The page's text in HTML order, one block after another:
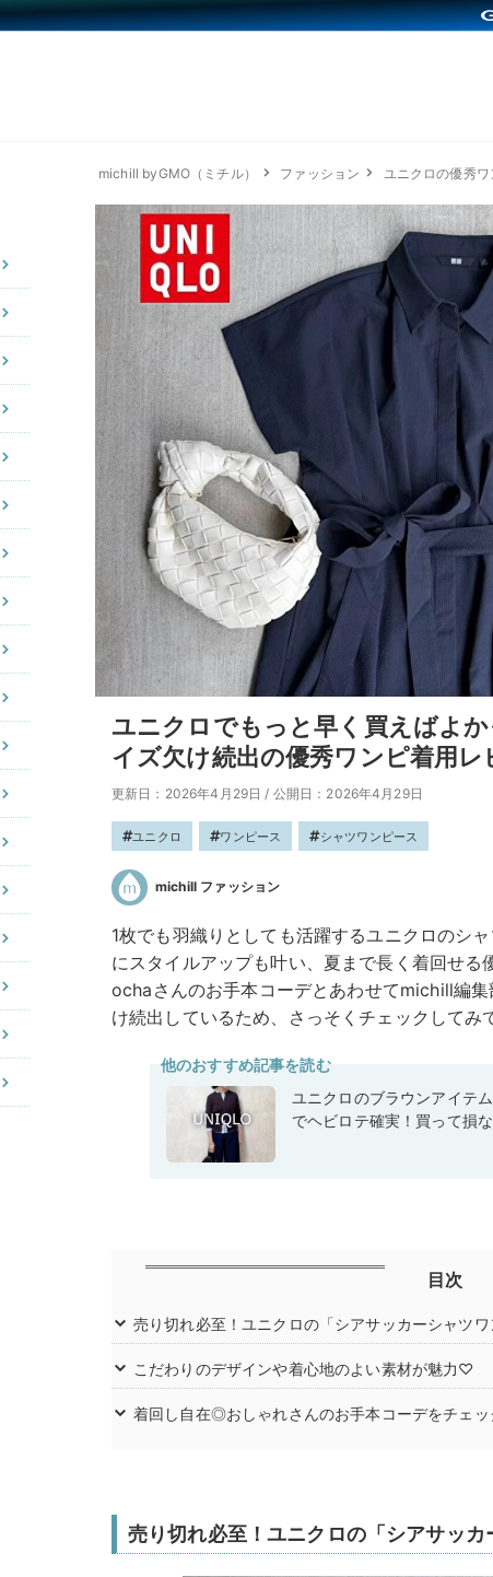
michill byGMO（ミチル） ファッション ユニクロの優秀
ユニクロでもっと早く買えばよ
イズ欠け続出の優秀ワンピ着用レ
更新日：2026年4月29日 / 公開日：2026年4月29日
ユニクロ ワンピース シャツワンピース
michill ファッション
1枚でも羽織りとしても活躍するユニクロのシ
にスタイルアップも叶い、夏まで長く着回せ
ochaさんのお手本コーデとあわせてmichill編
け続出しているため、さっそくチェックしてみ
他のおすすめ記事を読む
ユニクロのブラウンアイテ
でヘビロテ確実！買って損
目次
売り切れ必至！ユニクロの「シアサッカーシャツ
こだわりのデザインや着心地のよい素材が魅力♡
着回し自在◎おしゃれさんのお手本コーデをチェッ
売り切れ必至！ユニクロの「シアサッ